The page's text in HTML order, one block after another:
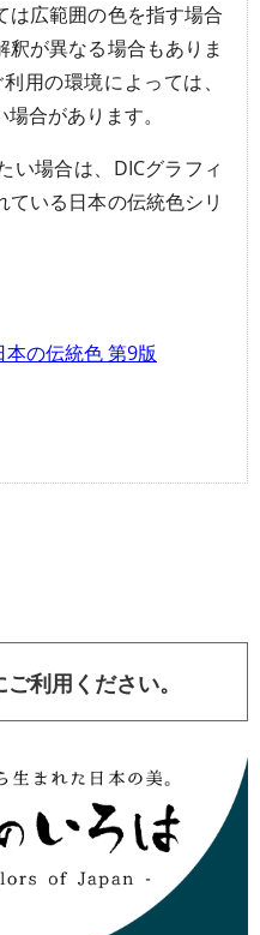
は広範囲の色を指す場合
が異なる場合もありま
用の環境によっては、
合があります。
い場合は、DICグラフィ
ている日本の伝統色シリ
本の伝統色 第9版
利用ください。